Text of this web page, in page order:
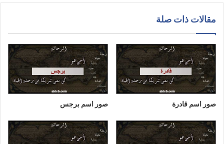
مقالات ذات صلة
صور اسم قادرة صور اسم برجس